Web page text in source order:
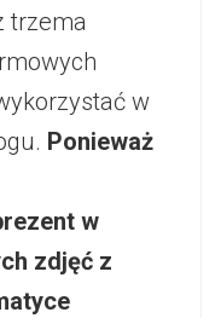
trzema
w
Ponieważ
w
zdjęć z